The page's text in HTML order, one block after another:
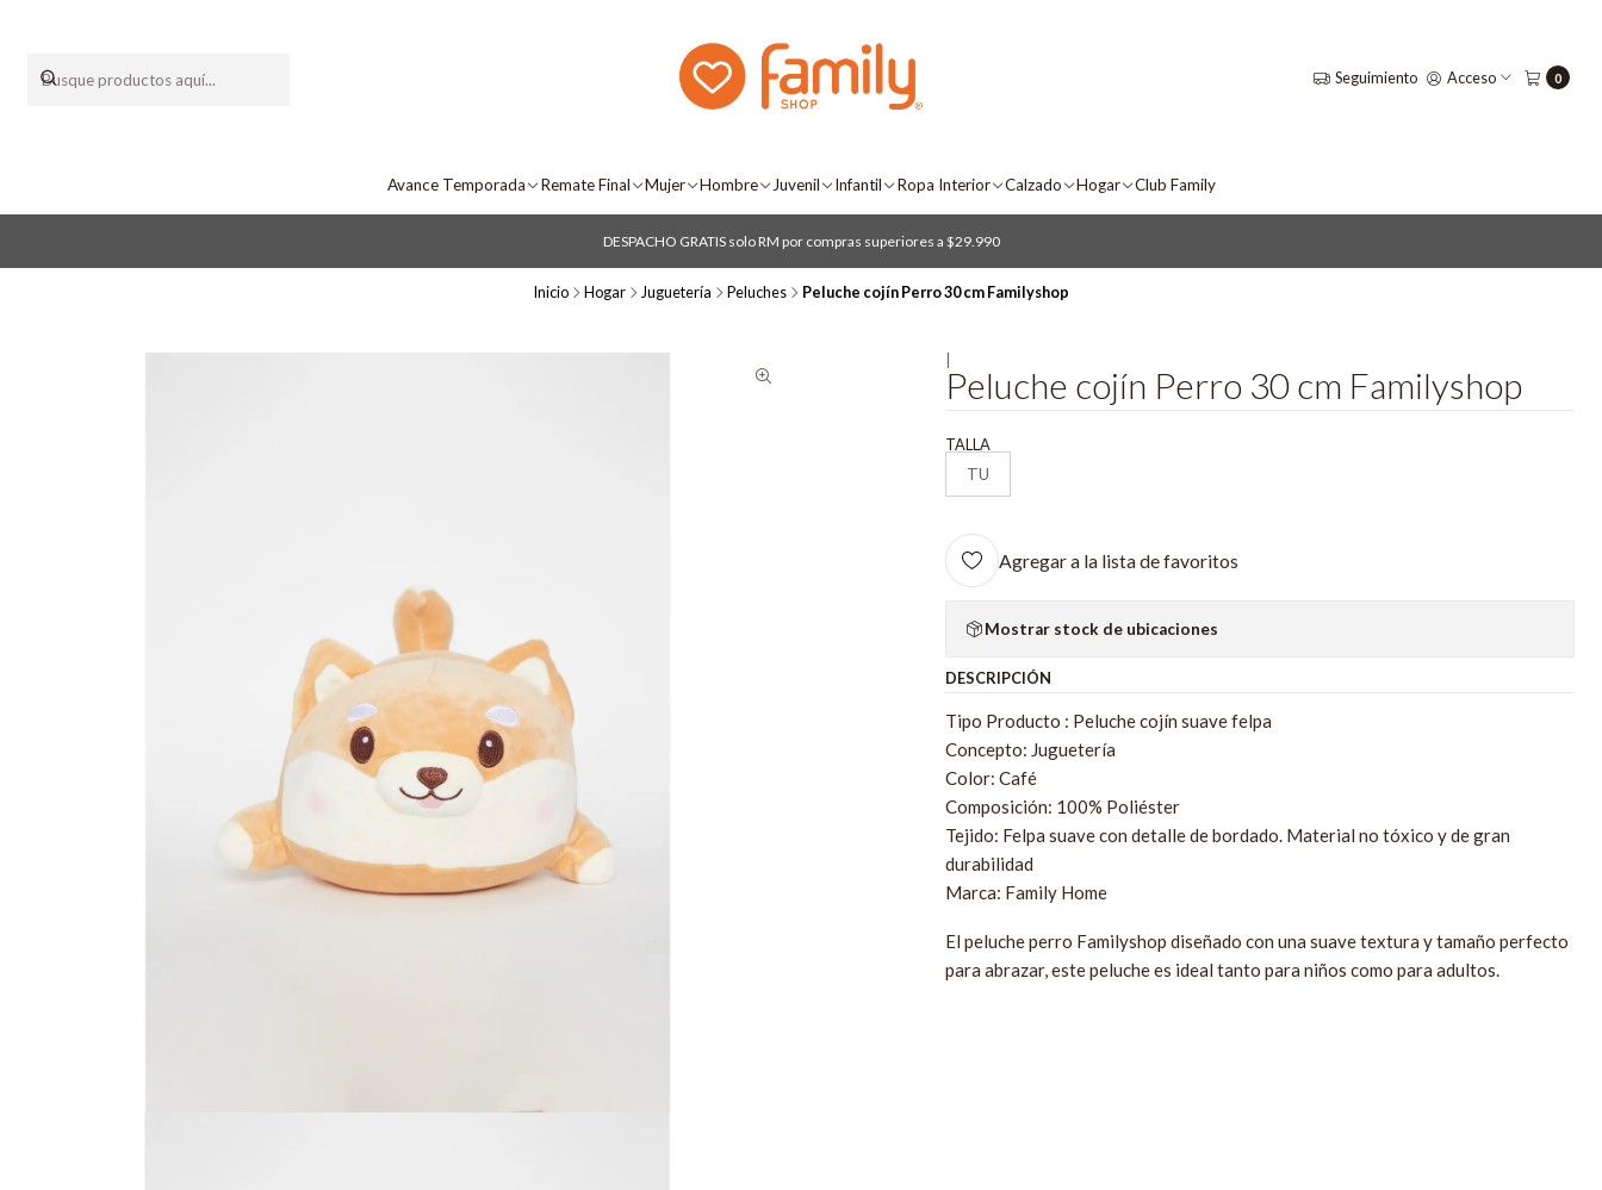
Seguimiento Acceso 0
Avance Temporada Remate Final Mujer Hombre Juvenil Infantil Ropa Interior Calzado Hogar Club Family
DESPACHO GRATIS solo RM por compras superiores a $29.990
Inicio Hogar Juguetería Peluches Peluche cojín Perro 30 cm Familyshop
Peluche cojín Perro 30 cm Familyshop
TALLA
TU
Agregar a la lista de favoritos
Mostrar stock de ubicaciones
DESCRIPCIÓN
Tipo Producto : Peluche cojín suave felpa
Concepto: Juguetería
Color: Café
Composición: 100% Poliéster
Tejido: Felpa suave con detalle de bordado. Material no tóxico y de gran
durabilidad
Marca: Family Home
El peluche perro Familyshop diseñado con una suave textura y tamaño perfecto
para abrazar, este peluche es ideal tanto para niños como para adultos.